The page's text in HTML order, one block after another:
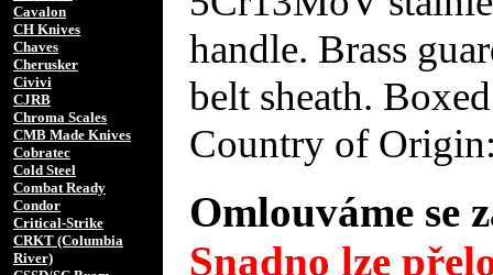
Cavalon
CH Knives
Chaves
Cherusker
Civivi
CJRB
Chroma Scales
CMB Made Knives
Cobratec
Cold Steel
Combat Ready
Condor
Critical-Strike
CRKT (Columbia
River)
handle. Brass
belt sheath.
Country of
Omlouváme se
Snadno lze